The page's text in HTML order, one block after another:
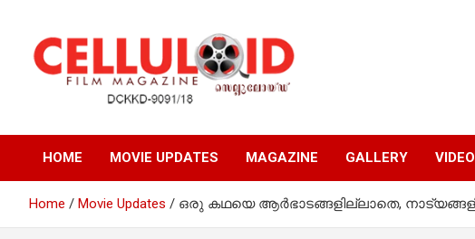
content
celluloid
HOME MOVIE UPDATES MAGAZINE GALLERY
Home Movie Updates ഒരു കഥയെ ആര്‍ഭാടങ്ങളില്ലാതെ,